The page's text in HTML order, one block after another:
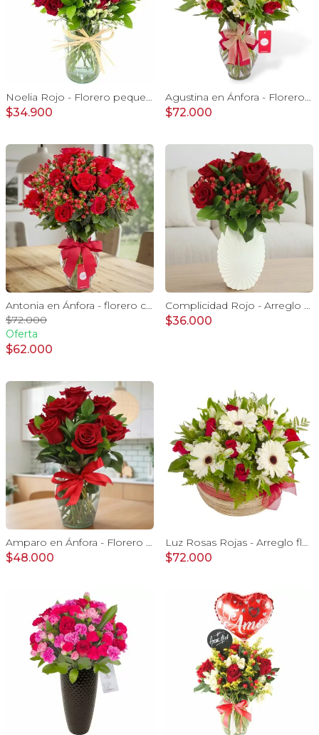
Noelia Rojo - Florero pequeño con Rosas, mini rosas, mini claveles y limonium
$34.900
Agustina en Ánfora - Florero con 18 rosas rojo y astromelias
$72.000
Antonia en Ánfora - florero con 18 rosas rojo e hypericum
$72.000
Oferta
$62.000
Complicidad Rojo - Arreglo floral con rosas rojas e hypericum
$36.000
Amparo en Ánfora - Florero 12 rosas ecuatorianas rojo
$48.000
Luz Rosas Rojas - Arreglo floral en canasto circular con gerberas blancas, rosas rojas y astromelias blancas
$72.000